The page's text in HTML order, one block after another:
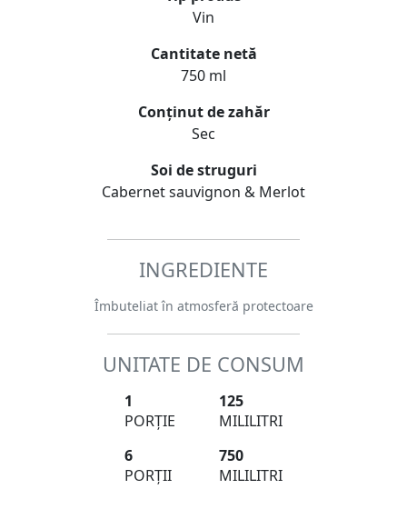
Vin
Cantitate netă
750 ml
Conținut de zahăr
Sec
Soi de struguri
Cabernet sauvignon & Merlot
INGREDIENTE
Îmbuteliat în atmosferă protectoare
UNITATE DE CONSUM
1
PORȚIE
125
MILILITRI
6
PORȚII
750
MILILITRI